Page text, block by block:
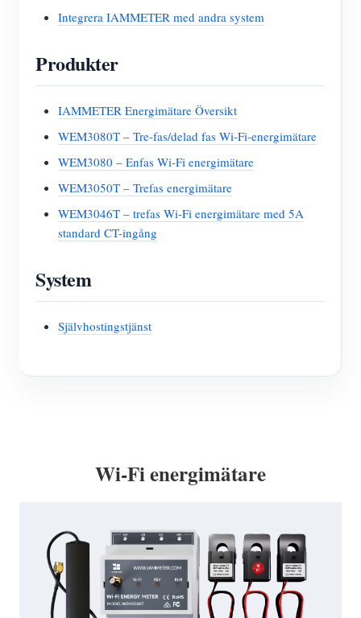
Integrera IAMMETER med andra system
Produkter
IAMMETER Energimätare Översikt
WEM3080T – Tre-fas/delad fas Wi-Fi-energimätare
WEM3080 – Enfas Wi-Fi energimätare
WEM3050T – Trefas energimätare
WEM3046T – trefas Wi-Fi energimätare med 5A
standard CT-ingång
System
Självhostingstjänst
Wi-Fi energimätare